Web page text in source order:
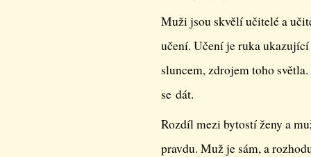
Muži jsou skvělí učitelé a
učení. Učení je ruka
sluncem, zdrojem toho
se dát.
Rozdíl mezi bytostí ženy a
pravdu. Muž je sám, a